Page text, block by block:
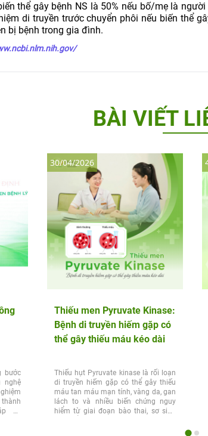
thể gây bệnh NS là 50% nếu bố/mẹ là
di truyền trước chuyển phôi nếu biến thể
bị bệnh trong gia đình.
BÀI VIẾT
bước
nghệ
vợ
Thiếu men Pyruvate Kinase:
Bệnh di truyền hiếm gặp có
thể gây thiếu máu kéo dài
Thiếu hụt Pyruvate kinase là rối loạn
di truyền hiếm gặp có thể gây thiếu
máu tan máu mạn tính, vàng da, gan
lách to và nhiều biến chứng nguy
hiểm từ giai đoạn bào thai, sơ sinh
30/04/2026